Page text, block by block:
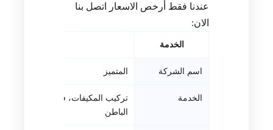
عندنا فقط أرخص الاسعار اتصل بنا
الان:
الخدمة
اسم الشركة المتميز
الخدمة
تركيب المكيفات، فك وتركيب
الباطن